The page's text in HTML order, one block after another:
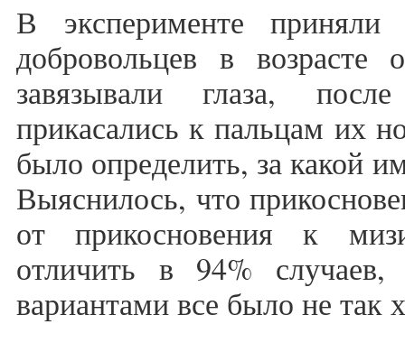
В эксперименте приняли
добровольцев в
завязывали глаза,
прикасались к пальцам их
было определить, за какой
Выяснилось, что
от прикосновения к
отличить в 94%
вариантами все было не так